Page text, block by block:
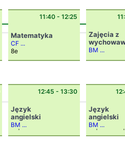
11:40 - 12:25
Matematyka
CF ...
8e
12:45 - 13:30
Język
angielski
BM ...
6a|ch
Zajęcia z
BM ...
Język
angielski
BM ...
7b|an3 +